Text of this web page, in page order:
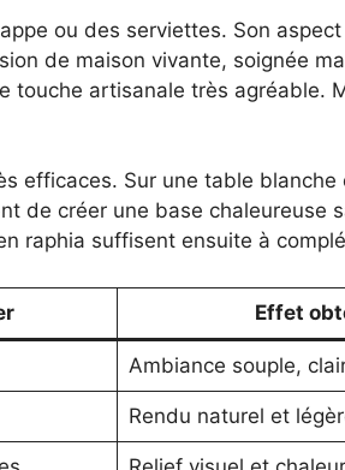
ou des serviettes. Son
de maison vivante, soignée
touche artisanale très agréable.
efficaces. Sur une table blanche
de créer une base chaleureuse
raphia suffisent ensuite à
Effet
Ambiance souple,
Rendu naturel et